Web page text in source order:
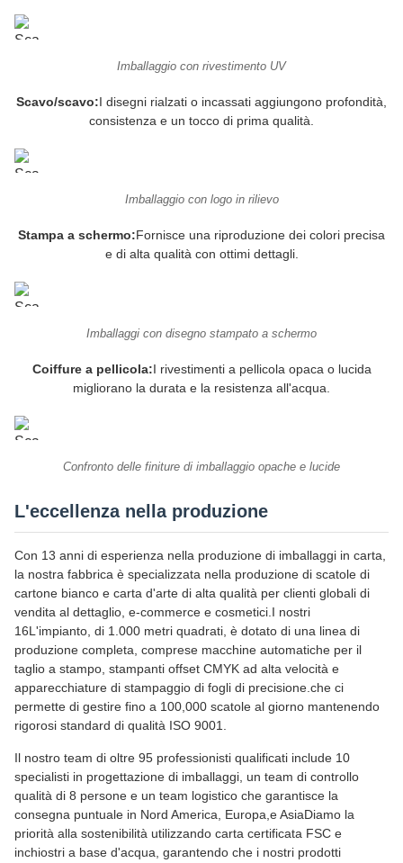
Imballaggio con rivestimento UV
Scavo/scavo:I disegni rialzati o incassati aggiungono profondità,
consistenza e un tocco di prima qualità.
Imballaggio con logo in rilievo
Stampa a schermo:Fornisce una riproduzione dei colori precisa
e di alta qualità con ottimi dettagli.
Imballaggi con disegno stampato a schermo
Coiffure a pellicola:I rivestimenti a pellicola opaca o lucida
migliorano la durata e la resistenza all'acqua.
Confronto delle finiture di imballaggio opache e lucide
L'eccellenza nella produzione
Con 13 anni di esperienza nella produzione di imballaggi in carta,
la nostra fabbrica è specializzata nella produzione di scatole di
cartone bianco e carta d'arte di alta qualità per clienti globali di
vendita al dettaglio, e-commerce e cosmetici.I nostri
16L'impianto, di 1.000 metri quadrati, è dotato di una linea di
produzione completa, comprese macchine automatiche per il
taglio a stampo, stampanti offset CMYK ad alta velocità e
apparecchiature di stampaggio di fogli di precisione.che ci
permette di gestire fino a 100,000 scatole al giorno mantenendo
rigorosi standard di qualità ISO 9001.
Il nostro team di oltre 95 professionisti qualificati include 10
specialisti in progettazione di imballaggi, un team di controllo
qualità di 8 persone e un team logistico che garantisce la
consegna puntuale in Nord America, Europa,e AsiaDiamo la
priorità alla sostenibilità utilizzando carta certificata FSC e
inchiostri a base d'acqua, garantendo che i nostri prodotti